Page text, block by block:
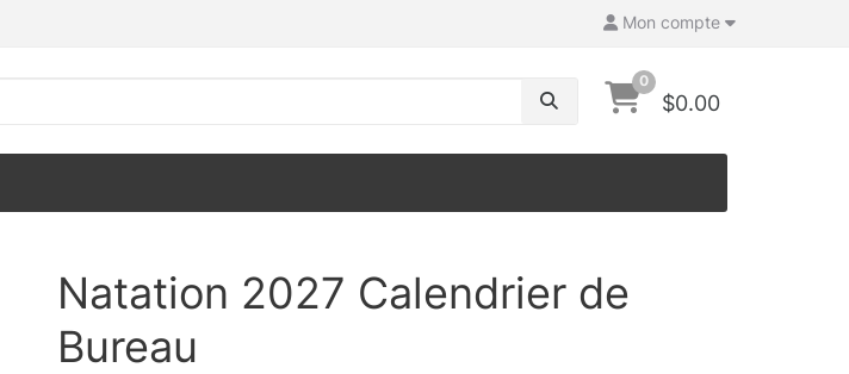
Mon compte
0
$0.00
Natation 2027 Calendrier de
Bureau